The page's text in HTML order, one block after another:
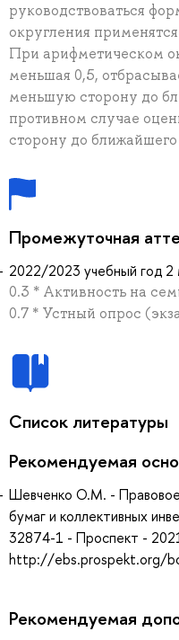
руководствоваться
округления
При арифметическом
меньшая 0,5,
меньшую сторону до
противном случае
сторону до ближайшего
Промежуточная
2022/2023 учебный год 2
0.3 * Активность на
0.7 * Устный опрос
Список литературы
Рекомендуемая
Шевченко О.М. -
бумаг и коллективных
32874-1 - Проспект -
http://ebs.prospekt.org/
Рекомендуемая